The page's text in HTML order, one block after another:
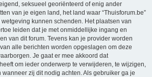
seksueel georiënteerd of enig ander
van je eigen land, het land waar “Thuisforum.be”
kunnen schenden. Het plaatsen van
leiden dat je met onmiddellijke ingang en
van dit forum. Tevens kan je provider worden
alle berichten worden opgeslagen om deze
Je gaat er mee akkoord dat
om ieder onderwerp te verwijderen, te wijzigen,
wanneer zij dit nodig achten. Als gebruiker ga je